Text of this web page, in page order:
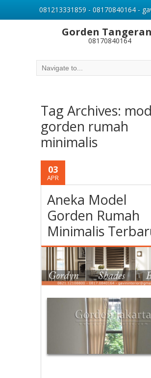
Gorden
08170840164
Tag Archives:
gorden rumah
minimalis
03
APR
Aneka Model
Gorden Rumah
Minimalis
081213331859 - 08170840164 -